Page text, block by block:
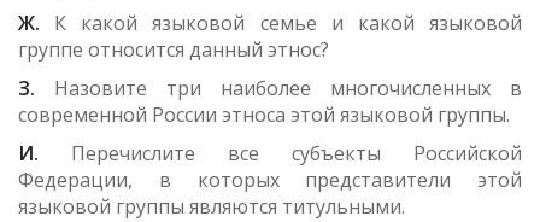
Ж. К какой языковой семье и какой языковой
группе относится данный этнос?
З. Назовите три наиболее многочисленных в
современной России этноса этой языковой группы.
И. Перечислите все субъекты Российской
Федерации, в которых представители этой
языковой группы являются титульными.